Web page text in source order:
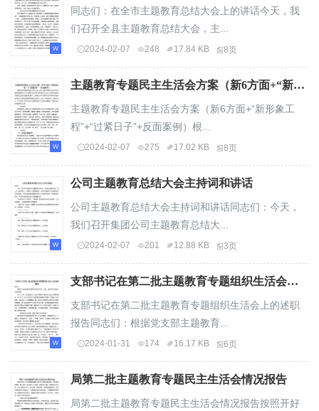
同志们：在全市主题教育总结大会上的讲话今天，我
们召开全县主题教育总结大会，主...
2024-02-07 248 17.84 KB 8页
主题教育专题民主生活会方案（新6方面+“新形象工程”+“过紧日子”+反面案例）
主题教育专题民主生活会方案（新6方面+“新形象工
程”+“过紧日子”+反面案例）根...
2024-02-07 275 17.02 KB 8页
公司主题教育总结大会主持词和讲话
公司主题教育总结大会主持词和讲话同志们：今天，
我们召开集团公司主题教育总结大...
2024-02-07 201 12.88 KB 3页
支部书记在第二批主题教育专题组织生活会上的述职报告
支部书记在第二批主题教育专题组织生活会上的述职
报告同志们：根据党支部主题教育...
2024-01-31 174 16.17 KB 6页
局第二批主题教育专题民主生活会情况报告
局第二批主题教育专题民主生活会情况报告按照开好